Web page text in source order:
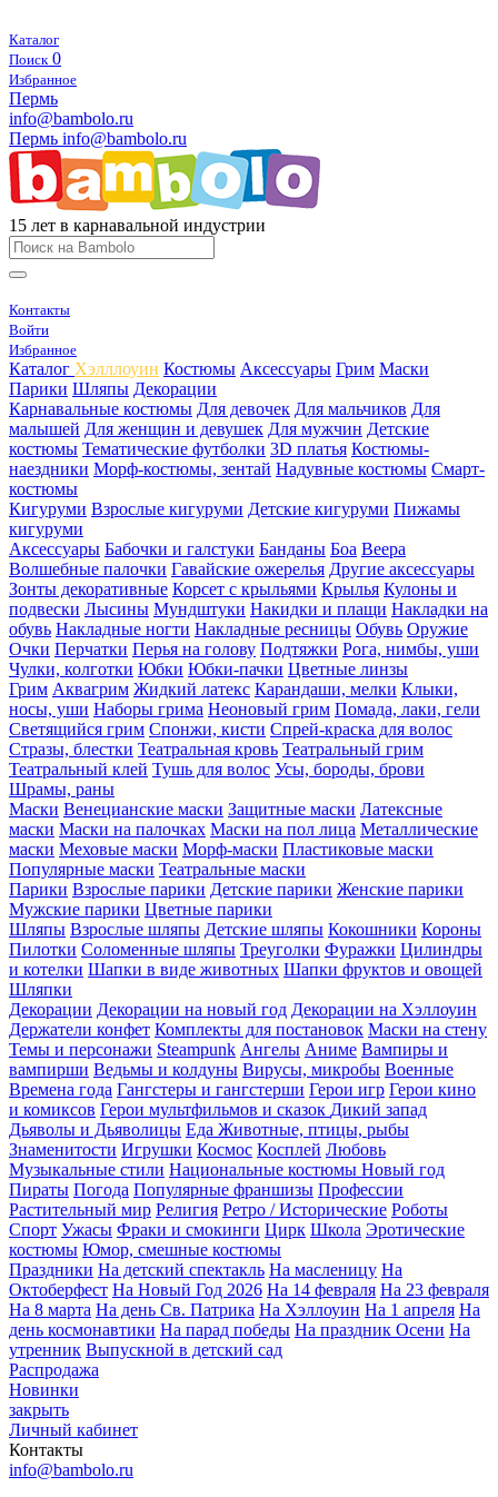
Каталог
Поиск 0
Избранное
Пермь
info@bambolo.ru
Пермь info@bambolo.ru
15 лет в карнавальной индустрии
Контакты
Войти
Избранное
Каталог Хэлллоуин Костюмы Аксессуары Грим Маски
Парики Шляпы Декорации
Карнавальные костюмы Для девочек Для мальчиков Для
малышей Для женщин и девушек Для мужчин Детские
костюмы Тематические футболки 3D платья Костюмы-
наездники Морф-костюмы, зентай Надувные костюмы Смарт-
костюмы
Кигуруми Взрослые кигуруми Детские кигуруми Пижамы
кигуруми
Аксессуары Бабочки и галстуки Банданы Боа Веера
Волшебные палочки Гавайские ожерелья Другие аксессуары
Зонты декоративные Корсет с крыльями Крылья Кулоны и
подвески Лысины Мундштуки Накидки и плащи Накладки на
обувь Накладные ногти Накладные ресницы Обувь Оружие
Очки Перчатки Перья на голову Подтяжки Рога, нимбы, уши
Чулки, колготки Юбки Юбки-пачки Цветные линзы
Грим Аквагрим Жидкий латекс Карандаши, мелки Клыки,
носы, уши Наборы грима Неоновый грим Помада, лаки, гели
Светящийся грим Спонжи, кисти Спрей-краска для волос
Стразы, блестки Театральная кровь Театральный грим
Театральный клей Тушь для волос Усы, бороды, брови
Шрамы, раны
Маски Венецианские маски Защитные маски Латексные
маски Маски на палочках Маски на пол лица Металлические
маски Меховые маски Морф-маски Пластиковые маски
Популярные маски Театральные маски
Парики Взрослые парики Детские парики Женские парики
Мужские парики Цветные парики
Шляпы Взрослые шляпы Детские шляпы Кокошники Короны
Пилотки Соломенные шляпы Треуголки Фуражки Цилиндры
и котелки Шапки в виде животных Шапки фруктов и овощей
Шляпки
Декорации Декорации на новый год Декорации на Хэллоуин
Держатели конфет Комплекты для постановок Маски на стену
Темы и персонажи Steampunk Ангелы Аниме Вампиры и
вампирши Ведьмы и колдуны Вирусы, микробы Военные
Времена года Гангстеры и гангстерши Герои игр Герои кино
и комиксов Герои мультфильмов и сказок Дикий запад
Дьяволы и Дьяволицы Еда Животные, птицы, рыбы
Знаменитости Игрушки Космос Косплей Любовь
Музыкальные стили Национальные костюмы Новый год
Пираты Погода Популярные франшизы Профессии
Растительный мир Религия Ретро / Исторические Роботы
Спорт Ужасы Фраки и смокинги Цирк Школа Эротические
костюмы Юмор, смешные костюмы
Праздники На детский спектакль На масленицу На
Октоберфест На Новый Год 2026 На 14 февраля На 23 февраля
На 8 марта На день Св. Патрика На Хэллоуин На 1 апреля На
день космонавтики На парад победы На праздник Осени На
утренник Выпускной в детский сад
Распродажа
Новинки
закрыть
Личный кабинет
Контакты
info@bambolo.ru